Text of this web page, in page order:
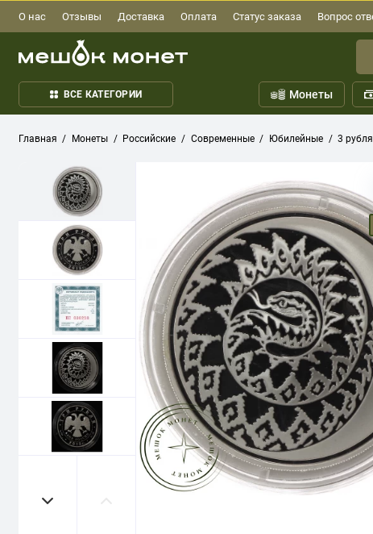
О нас Отзывы Доставка Оплата Статус заказа Вопрос
ВСЕ КАТЕГОРИИ Монеты
Главная Монеты Российские Современные Юбилейные 3